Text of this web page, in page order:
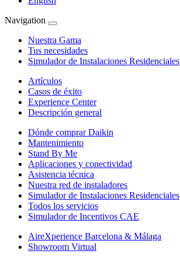
Navigation
Nuestra Gama
Tus necesidades
Simulador de Instalaciones Residenciales
Artículos
Casos de éxito
Experience Center
Descripción general
Dónde comprar Daikin
Mantenimiento
Stand By Me
Aplicaciones y conectividad
Asistencia técnica
Nuestra red de instaladores
Simulador de Instalaciones Residenciales
Todos los servicios
Simulador de Incentivos CAE
AireXperience Barcelona & Málaga
Showroom Virtual